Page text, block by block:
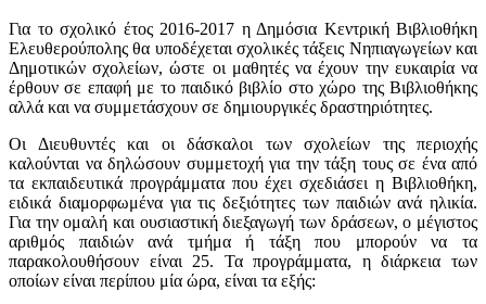
Για το σχολικό έτος 2016-2017 η Δημόσια Κεντρική Βιβλιοθήκη
Ελευθερούπολης θα υποδέχεται σχολικές τάξεις Νηπιαγωγείων και
Δημοτικών σχολείων, ώστε οι μαθητές να έχουν την ευκαιρία να
έρθουν σε επαφή με το παιδικό βιβλίο στο χώρο της Βιβλιοθήκης
αλλά και να συμμετάσχουν σε δημιουργικές δραστηριότητες.
Οι Διευθυντές και οι δάσκαλοι των σχολείων της περιοχής
καλούνται να δηλώσουν συμμετοχή για την τάξη τους σε ένα από
τα εκπαιδευτικά προγράμματα που έχει σχεδιάσει η Βιβλιοθήκη,
ειδικά διαμορφωμένα για τις δεξιότητες των παιδιών ανά ηλικία.
Για την ομαλή και ουσιαστική διεξαγωγή των δράσεων, ο μέγιστος
αριθμός παιδιών ανά τμήμα ή τάξη που μπορούν να τα
παρακολουθήσουν είναι 25. Τα προγράμματα, η διάρκεια των
οποίων είναι περίπου μία ώρα, είναι τα εξής: